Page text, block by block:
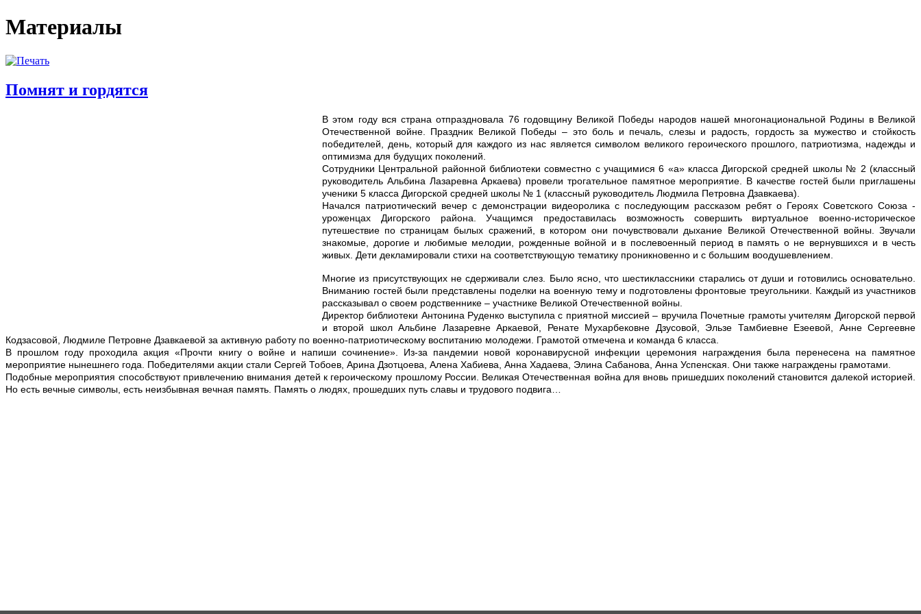
Материалы
Помнят и гордятся
В этом году вся страна отпраздновала 76 годовщину Великой Победы народов нашей многонациональной Родины в Великой
Отечественной войне. Праздник Великой Победы – это боль и печаль, слезы и радость, гордость за мужество и стойкость
победителей, день, который для каждого из нас является символом великого героического прошлого, патриотизма, надежды и
оптимизма для будущих поколений.
Сотрудники Центральной районной библиотеки совместно с учащимися 6 «а» класса Дигорской средней школы № 2 (классный
руководитель Альбина Лазаревна Аркаева) провели трогательное памятное мероприятие. В качестве гостей были приглашены
ученики 5 класса Дигорской средней школы № 1 (классный руководитель Людмила Петровна Дзавкаева).
Начался патриотический вечер с демонстрации видеоролика с последующим рассказом ребят о Героях Советского Союза -
уроженцах Дигорского района. Учащимся предоставилась возможность совершить виртуальное военно-историческое
путешествие по страницам былых сражений, в котором они почувствовали дыхание Великой Отечественной войны. Звучали
знакомые, дорогие и любимые мелодии, рожденные войной и в послевоенный период в память о не вернувшихся и в честь
живых. Дети декламировали стихи на соответствующую тематику проникновенно и с большим воодушевлением.
Многие из присутствующих не сдерживали слез. Было ясно, что шестиклассники старались от души и готовились основательно.
Вниманию гостей были представлены поделки на военную тему и подготовлены фронтовые треугольники. Каждый из участников
рассказывал о своем родственнике – участнике Великой Отечественной войны.
Директор библиотеки Антонина Руденко выступила с приятной миссией – вручила Почетные грамоты учителям Дигорской первой
и второй школ Альбине Лазаревне Аркаевой, Ренате Мухарбековне Дзусовой, Эльзе Тамбиевне Езеевой, Анне Сергеевне
Кодзасовой, Людмиле Петровне Дзавкаевой за активную работу по военно-патриотическому воспитанию молодежи. Грамотой отмечена и команда 6 класса.
В прошлом году проходила акция «Прочти книгу о войне и напиши сочинение». Из-за пандемии новой коронавирусной инфекции церемония награждения была перенесена на памятное
мероприятие нынешнего года. Победителями акции стали Сергей Тобоев, Арина Дзотцоева, Алена Хабиева, Анна Хадаева, Элина Сабанова, Анна Успенская. Они также награждены грамотами.
Подобные мероприятия способствуют привлечению внимания детей к героическому прошлому России. Великая Отечественная война для вновь пришедших поколений становится далекой историей.
Но есть вечные символы, есть неизбывная вечная память. Память о людях, прошедших путь славы и трудового подвига…